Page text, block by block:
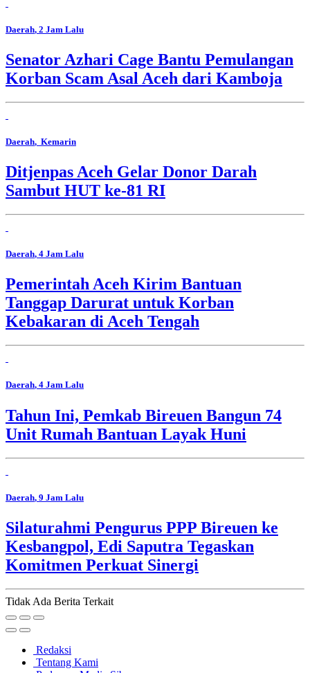
Daerah, 2 Jam Lalu
Senator Azhari Cage Bantu Pemulangan
Korban Scam Asal Aceh dari Kamboja
Daerah, Kemarin
Ditjenpas Aceh Gelar Donor Darah
Sambut HUT ke-81 RI
Daerah, 4 Jam Lalu
Pemerintah Aceh Kirim Bantuan
Tanggap Darurat untuk Korban
Kebakaran di Aceh Tengah
Daerah, 4 Jam Lalu
Tahun Ini, Pemkab Bireuen Bangun 74
Unit Rumah Bantuan Layak Huni
Daerah, 9 Jam Lalu
Silaturahmi Pengurus PPP Bireuen ke
Kesbangpol, Edi Saputra Tegaskan
Komitmen Perkuat Sinergi
Tidak Ada Berita Terkait
Redaksi
Tentang Kami